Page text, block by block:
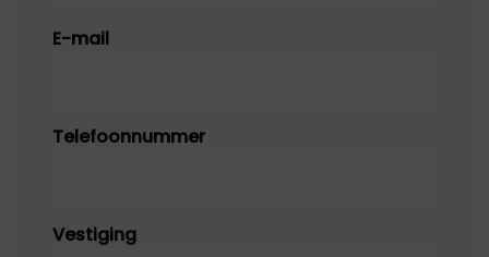
E-mail
Telefoonnummer
Vestiging